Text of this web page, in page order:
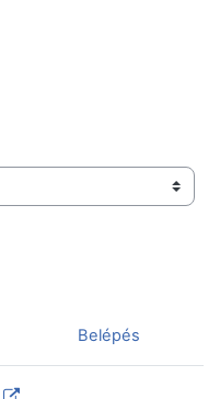
Belépés